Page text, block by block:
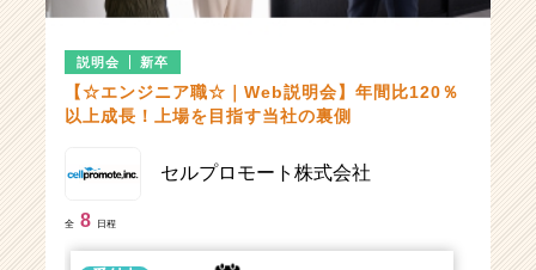
受付中
オンライン開催
8月18日(火) 10:00〜11:00
説明会 新卒
【☆エンジニア職☆｜Web説明会】年間比120％
以上成長！上場を目指す当社の裏側
セルプロモート株式会社
全 8 日程